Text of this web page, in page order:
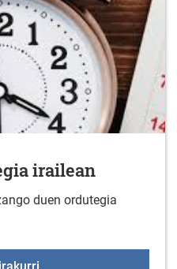
irailean
duen ordutegia